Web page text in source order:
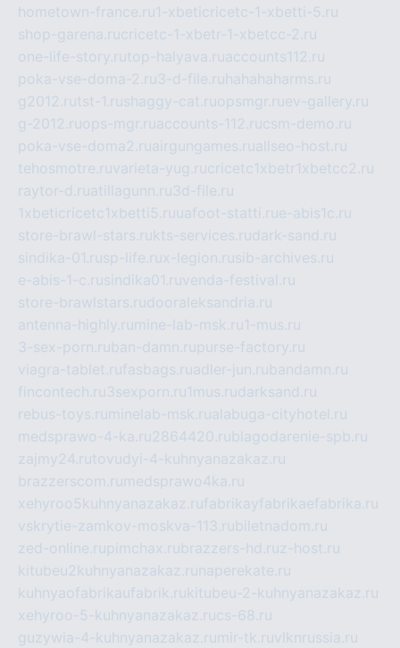
hometown-france.ru1-xbeticricetc-1-xbetti-5.ru
shop-garena.rucricetc-1-xbetr-1-xbetcc-2.ru
one-life-story.rutop-halyava.ruaccounts112.ru
poka-vse-doma-2.ru3-d-file.ru hahahaharms.ru
g2012.rutst-1.rushaggy-cat.ruopsmgr.ruev-gallery.ru
g-2012.ruops-mgr.ruaccounts-112.rucsm-demo.ru
poka-vse-doma2.ruairgungames.ruallseo-host.ru
tehosmotre.ruvarieta-yug.rucricetc1xbetr1xbetcc2.ru
raytor-d.ruatillagunn.ru3d-file.ru
1xbeticricetc1xbetti5.ruuafoot-statti.rue-abis1c.ru
store-brawl-stars.rukts-services.rudark-sand.ru
sindika-01.rusp-life.rux-legion.rusib-archives.ru
e-abis-1-c.rusindika01.ruvenda-festival.ru
store-brawlstars.rudooraleksandria.ru
antenna-highly.ru mine-lab-msk.ru1-mus.ru
3-sex-porn.ruban-damn.rupurse-factory.ru
viagra-tablet.rufasbags.ruadler-jun.rubandamn.ru
fincontech.ru3sexporn.ru1mus.rudarksand.ru
rebus-toys.ru minelab-msk.rualabuga-cityhotel.ru
medsprawo-4-ka.ru2864420.rublagodarenie-spb.ru
zajmy24.rutovudyi-4-kuhnyanazakaz.ru
brazzerscom.ru medsprawo4ka.ru
xehyroo5kuhnyanazakaz.rufabrikayfabrikaefabrika.ru
vskrytie-zamkov-moskva-113.rubiletnadom.ru
zed-online.rupimchax.rubrazzers-hd.ruz-host.ru
kitubeu2kuhnyanazakaz.ru naperekate.ru
kuhnyaofabrikaufabrik.rukitubeu-2-kuhnyanazakaz.ru
xehyroo-5-kuhnyanazakaz.rucs-68.ru
guzywia-4-kuhnyanazakaz.ru mir-tk.ruvlknrussia.ru